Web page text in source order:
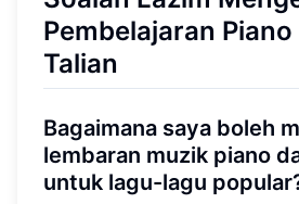
Pembelajaran Piano
Talian
Bagaimana saya boleh
lembaran muzik piano
untuk lagu-lagu